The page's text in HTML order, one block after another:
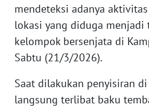
mendeteksi adanya
lokasi yang diduga menjadi
kelompok bersenjata di
Sabtu (21/3/2026).
Saat dilakukan penyisiran
langsung terlibat baku
KARIR
DISCLAIMER
News
Regional